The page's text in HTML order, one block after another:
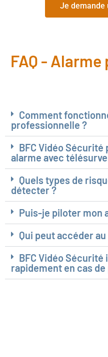
Je demande
FAQ -
Comment
professionnelle ?
BFC Vidéo
alarme avec
Quels types de
détecter ?
Puis-je piloter mon
Qui peut accéder
BFC Vidéo
rapidement en cas de